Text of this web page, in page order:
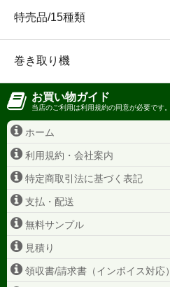
特売品/15種類
巻き取り機
お買い物ガイド
当店のご利用は利用規約の同意が必要です。
ホーム
利用規約・会社案内
特定商取引法に基づく表記
支払・配送
無料サンプル
見積り
領収書/請求書（インボイス対応）